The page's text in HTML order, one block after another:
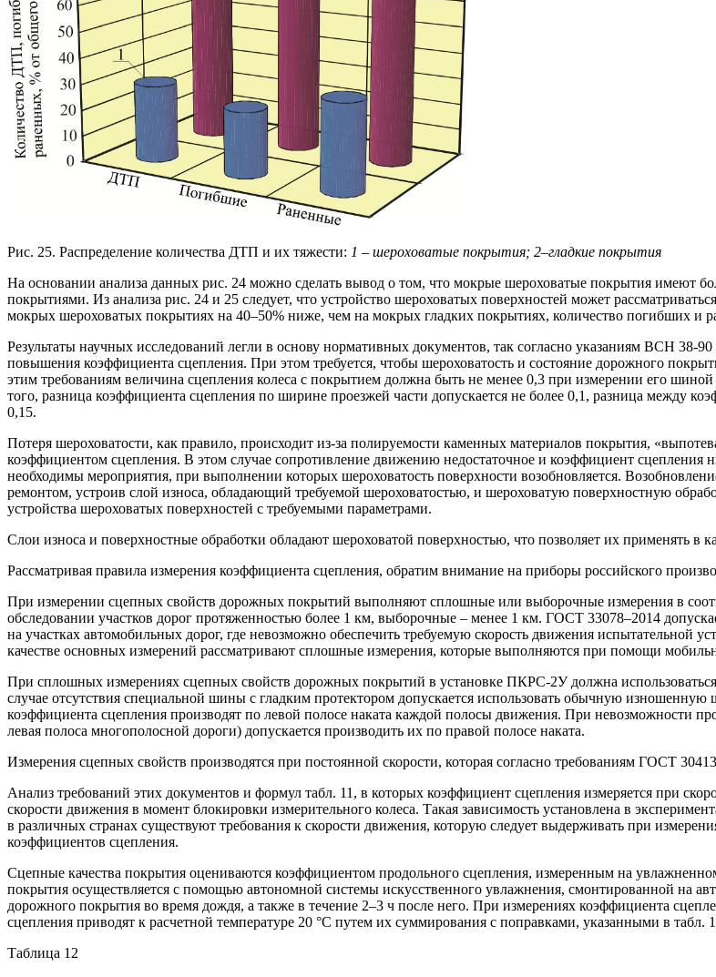
Рис. 25. Распределение количества ДТП и их тяжести: 1 – шероховатые покрытия; 2–гладкие покрытия
На основании анализа данных рис. 24 можно сделать вывод о том, что мокрые шероховатые покрытия имеют
покрытиями. Из анализа рис. 24 и 25 следует, что устройство шероховатых поверхностей может
мокрых шероховатых покрытиях на 40–50% ниже, чем на мокрых гладких покрытиях, количество погибших и
Результаты научных исследований легли в основу нормативных документов, так согласно указаниям ВСН 38-
повышения коэффициента сцепления. При этом требуется, чтобы шероховатость и состояние дорожного
этим требованиям величина сцепления колеса с покрытием должна быть не менее 0,3 при измерении его
того, разница коэффициента сцепления по ширине проезжей части допускается не более 0,1, разница между
0,15.
Потеря шероховатости, как правило, происходит из-за полируемости каменных материалов покрытия,
коэффициентом сцепления. В этом случае сопротивление движению недостаточное и коэффициент
необходимы мероприятия, при выполнении которых шероховатость поверхности возобновляется.
ремонтом, устроив слой износа, обладающий требуемой шероховатостью, и шероховатую поверхностную
устройства шероховатых поверхностей с требуемыми параметрами.
Слои износа и поверхностные обработки обладают шероховатой поверхностью, что позволяет их применять
Рассматривая правила измерения коэффициента сцепления, обратим внимание на приборы российского
При измерении сцепных свойств дорожных покрытий выполняют сплошные или выборочные измерения в
обследовании участков дорог протяженностью более 1 км, выборочные – менее 1 км. ГОСТ 33078–2014
на участках автомобильных дорог, где невозможно обеспечить требуемую скорость движения
качестве основных измерений рассматривают сплошные измерения, которые выполняются при помощи
При сплошных измерениях сцепных свойств дорожных покрытий в установке ПКРС-2У должна
случае отсутствия специальной шины с гладким протектором допускается использовать обычную
коэффициента сцепления производят по левой полосе наката каждой полосы движения. При невозможности
левая полоса многополосной дороги) допускается производить их по правой полосе наката.
Измерения сцепных свойств производятся при постоянной скорости, которая согласно требованиям ГОСТ
Анализ требований этих документов и формул табл. 11, в которых коэффициент сцепления измеряется при
скорости движения в момент блокировки измерительного колеса. Такая зависимость установлена в
в различных странах существуют требования к скорости движения, которую следует выдерживать при
коэффициентов сцепления.
Сцепные качества покрытия оцениваются коэффициентом продольного сцепления, измеренным на
покрытия осуществляется с помощью автономной системы искусственного увлажнения, смонтированной на
дорожного покрытия во время дождя, а также в течение 2–3 ч после него. При измерениях коэффициента
сцепления приводят к расчетной температуре 20 °С путем их суммирования с поправками, указанными в табл.
Таблица 12